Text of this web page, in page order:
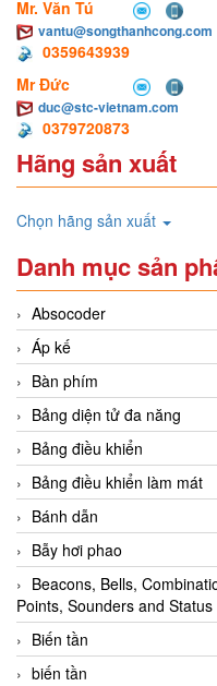
Mr. Văn Tú
vantu@songthanhcong.com
0359643939
Mr Đức
duc@stc-vietnam.com
0379720873
Hãng sản xuất
Chọn hãng sản xuất
Danh mục sản
Absocoder
Áp kế
Bàn phím
Bảng diện tử đa năng
Bảng điều khiển
Bảng điều khiển làm mát
Bánh dẫn
Bẫy hơi phao
Beacons, Bells,
Points, Sounders and Status
Biến tần
biến tần